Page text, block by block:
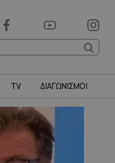
TV ΔΙΑΓΩΝΙΣΜΟΙ